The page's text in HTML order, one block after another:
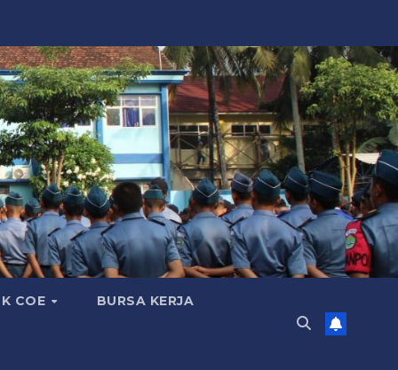
COE BURSA KERJA